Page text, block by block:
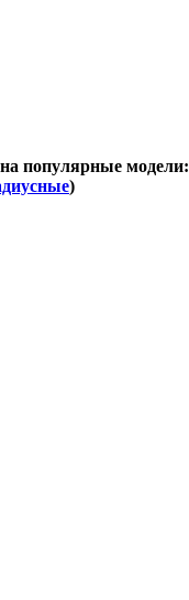
популярные модели:
)